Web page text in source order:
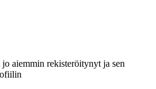
aiemmin rekisteröitynyt ja sen